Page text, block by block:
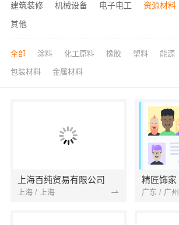
建筑装修
机械设备 电子电工 资源材料
其他
全部 涂料 化工原料 橡胶 塑料 能源
包装材料 金属材料
上海百纯贸易有限公司
上海 / 上海
精匠饰家
广东 / 广州